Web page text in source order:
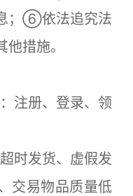
；⑥依法追究法
措施。
册、登录、领
发货、虚假发
交易物品质量低